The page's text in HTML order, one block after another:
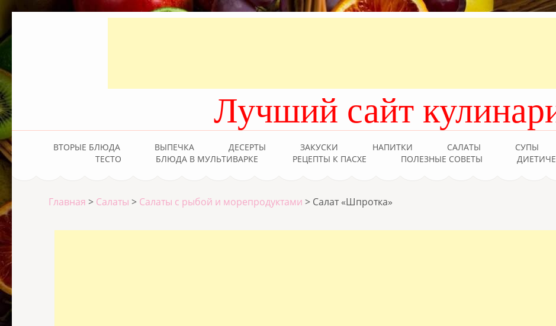
Лучший сайт
ВТОРЫЕ БЛЮДА ВЫПЕЧКА ДЕСЕРТЫ ЗАКУСКИ НАПИТКИ САЛАТЫ СУПЫ
ТЕСТО
БЛЮДА В МУЛЬТИВАРКЕ РЕЦЕПТЫ К ПАСХЕ ПОЛЕЗНЫЕ СОВЕТЫ
Главная > Салаты > Салаты с рыбой и морепродуктами > Салат «Шпротка»